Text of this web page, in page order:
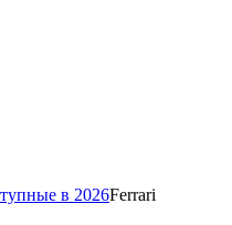
в 2026Ferrari